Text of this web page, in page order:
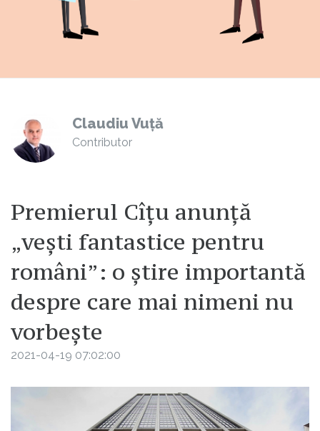
Claudiu Vuță
Contributor
Premierul Cîțu anunță
„vești fantastice pentru
români”: o știre importantă
despre care mai nimeni nu
vorbește
2021-04-19 07:02:00